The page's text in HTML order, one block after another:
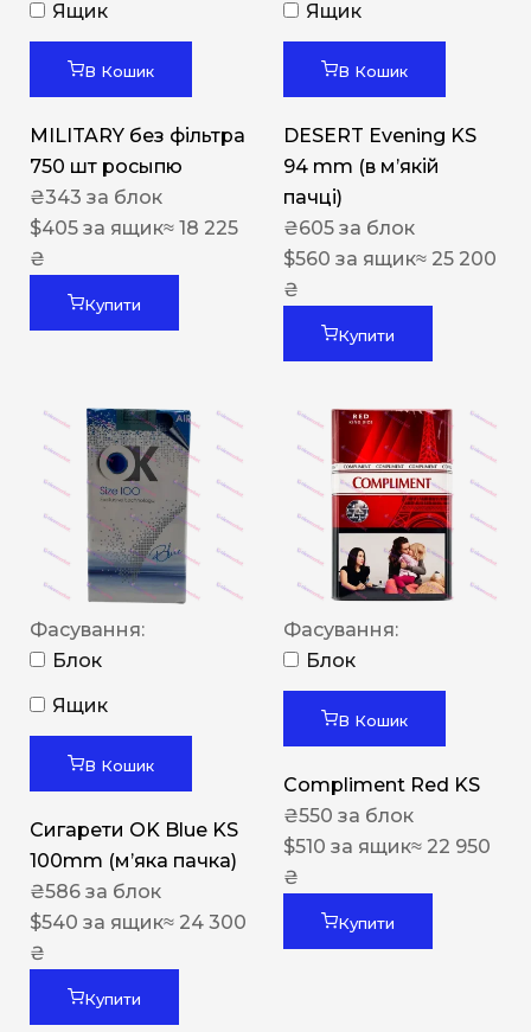
Ящик
В Кошик
MILITARY без фільтра
750 шт росыпю
₴343 за блок
$405 за ящик≈ 18 225
₴
Купити
Ящик
В Кошик
DESERT Evening KS
94 mm (в мʼякій
пачці)
₴605 за блок
$560 за ящик≈ 25 200
₴
Купити
Фасування:
Блок
Ящик
В Кошик
Сигарети OK Blue KS
100mm (м’яка пачка)
₴586 за блок
$540 за ящик≈ 24 300
₴
Купити
Фасування:
Блок
В Кошик
Compliment Red KS
₴550 за блок
$510 за ящик≈ 22 950
₴
Купити